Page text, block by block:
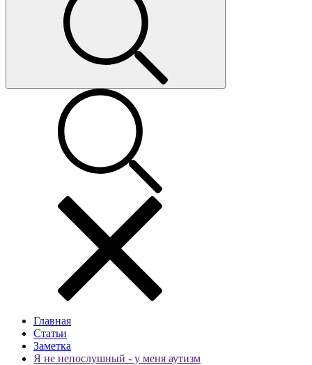
Главная
Статьи
Заметка
Я не непослушный - у меня аутизм